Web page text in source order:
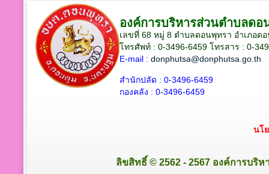
องค์การบริหารส่วนตำบลดอ
เลขที่ 68 หมู่ 8 ตำบลดอนพุทรา อำเภอด
โทรศัพท์ : 0-3496-6459 โทรสาร : 0-
E-mail : donphutsa@donphutsa.go.th
สำนักปลัด : 0-3496-6459
กองคลัง : 0-3496-6459
นโ
ลิขสิทธิ์ © 2562 - 2567 องค์การบริ